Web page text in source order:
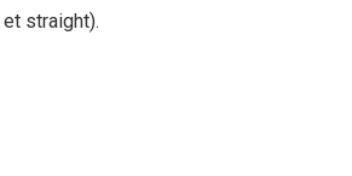
straight).